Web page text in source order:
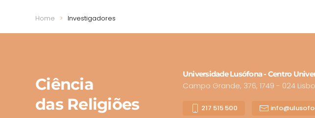
Home Investigadores
Ciência
das Religiões
Universidade Lusófona - Centro
Campo Grande, 376, 1749 - 024
217 515 500